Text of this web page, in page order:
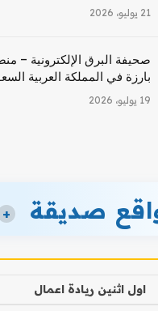
21 يوليو، 2026
صحيفة البرق الإلكترونية –
بارزة في المملكة العربية
19 يوليو، 2026
صديقة +
اول اثنين ريادة اعمال